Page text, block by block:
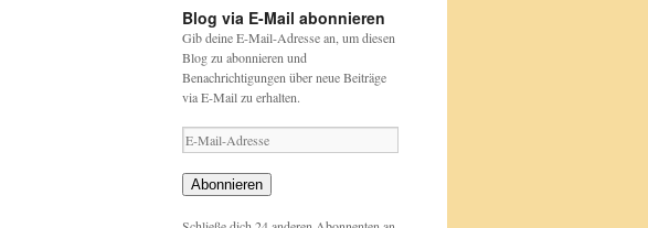
gartenvoegel/index.html gartenvoegel/
Blog via E-Mail abonnieren
Gib deine E-Mail-Adresse an, um diesen
Blog zu abonnieren und
Benachrichtigungen über neue Beiträge
via E-Mail zu erhalten.
E-
Mail-
Adresse
Abonnieren